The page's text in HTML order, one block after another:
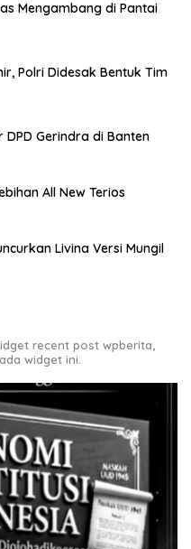
Mengambang di Pantai
Polri Didesak Bentuk Tim
Gerindra di Banten
All New Terios
Livina Versi Mungil
recent post wpberita,
widget ini.